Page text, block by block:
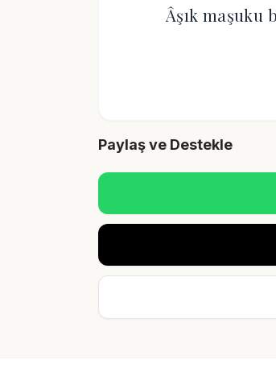
Âşık
Paylaş ve Destekle